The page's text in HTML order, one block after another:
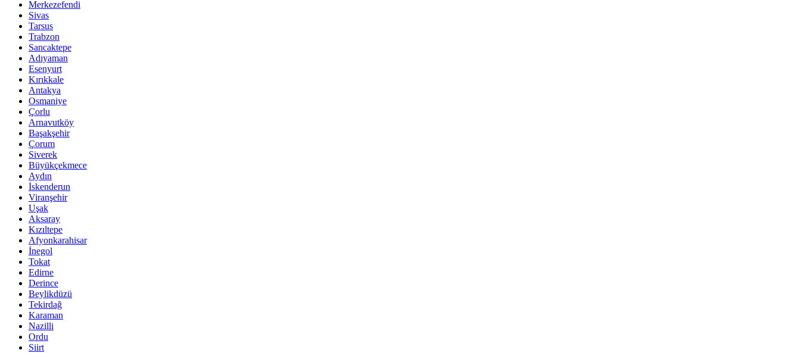
Merkezefendi
Sivas
Tarsus
Trabzon
Sancaktepe
Adıyaman
Esenyurt
Kırıkkale
Antakya
Osmaniye
Çorlu
Arnavutköy
Başakşehir
Çorum
Siverek
Büyükçekmece
Aydın
İskenderun
Viranşehir
Uşak
Aksaray
Kızıltepe
Afyonkarahisar
İnegol
Tokat
Edirne
Derince
Beylikdüzü
Tekirdağ
Karaman
Nazilli
Ordu
Siirt